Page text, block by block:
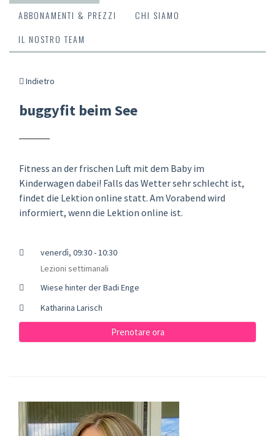
ABBONAMENTI & PREZZI
CHI SIAMO
IL NOSTRO TEAM
Indietro
buggyfit beim See
Fitness an der frischen Luft mit dem Baby im
Kinderwagen dabei! Falls das Wetter sehr schlecht ist,
findet die Lektion online statt. Am Vorabend wird
informiert, wenn die Lektion online ist.
venerdì, 09:30 - 10:30
Lezioni settimanali
Wiese hinter der Badi Enge
Katharina Larisch
Prenotare ora